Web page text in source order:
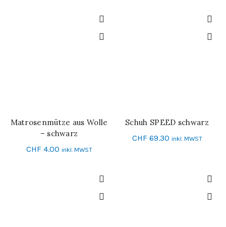
IN DEN WARENKORB
Matrosenmütze aus Wolle
– schwarz
CHF 4.00 inkl. MWST
SCHNELL-EINKAUF
Schuh SPEED schwarz
CHF 69.30 inkl. MWST